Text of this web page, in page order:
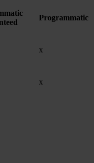
Programmatic
x
x